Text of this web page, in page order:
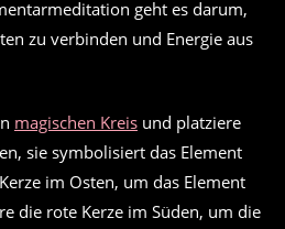
geht es darum,
zu verbinden und Energie aus
magischen Kreis und platziere
sie symbolisiert das Element
im Osten, um das Element
die rote Kerze im Süden, um die